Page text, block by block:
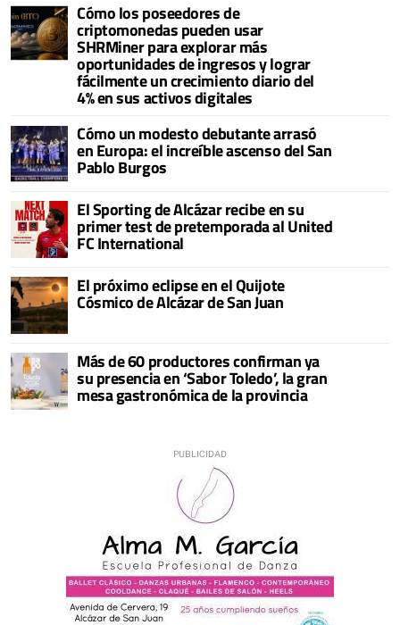
Cómo los poseedores de
criptomonedas pueden usar
SHRMiner para explorar más
oportunidades de ingresos y lograr
fácilmente un crecimiento diario del
4% en sus activos digitales
Cómo un modesto debutante arrasó
en Europa: el increíble ascenso del San
Pablo Burgos
El Sporting de Alcázar recibe en su
primer test de pretemporada al United
FC International
El próximo eclipse en el Quijote
Cósmico de Alcázar de San Juan
Más de 60 productores confirman ya
su presencia en ‘Sabor Toledo’, la gran
mesa gastronómica de la provincia